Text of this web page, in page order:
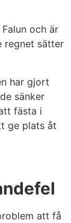
och är
regnet sätter
har gjort
sänker
fästa i
ge plats åt
att få